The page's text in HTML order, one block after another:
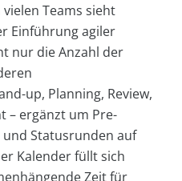
Teams sieht
Einführung agiler
nur die Anzahl der
up, Planning, Review,
– ergänzt um Pre-
und Statusrunden auf
Kalender füllt sich
Zeit für